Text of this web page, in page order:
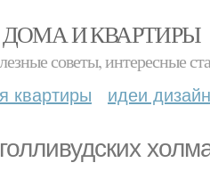
ДОМА И КВАРТИРЫ
советы, интересные
квартиры идеи